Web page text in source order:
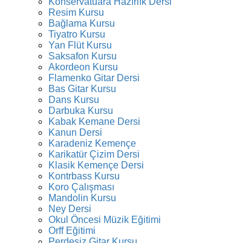
Resim Kursu
Bağlama Kursu
Tiyatro Kursu
Yan Flüt Kursu
Saksafon Kursu
Akordeon Kursu
Flamenko Gitar Dersi
Bas Gitar Kursu
Dans Kursu
Darbuka Kursu
Kabak Kemane Dersi
Kanun Dersi
Karadeniz Kemençe
Karikatür Çizim Dersi
Klasik Kemençe Dersi
Kontrbass Kursu
Koro Çalışması
Mandolin Kursu
Ney Dersi
Okul Öncesi Müzik Eğitimi
Orff Eğitimi